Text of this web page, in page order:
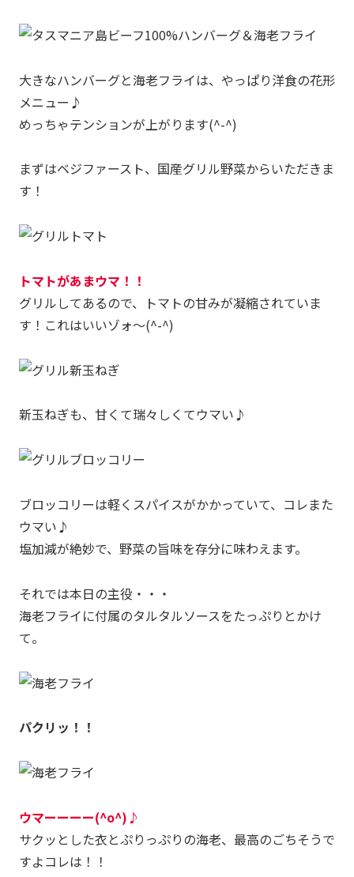
大きなハンバーグと海老フライは、やっぱり洋食の花形
メニュー♪
めっちゃテンションが上がります(^-^)
まずはベジファースト、国産グリル野菜からいただきま
す！
トマトがあまウマ！！
グリルしてあるので、トマトの甘みが凝縮されていま
す！これはいいゾォ～(^-^)
新玉ねぎも、甘くて瑞々しくてウマい♪
ブロッコリーは軽くスパイスがかかっていて、コレまた
ウマい♪
塩加減が絶妙で、野菜の旨味を存分に味わえます。
それでは本日の主役・・・
海老フライに付属のタルタルソースをたっぷりとかけ
て。
パクリッ！！
ウマーーーー(^o^)♪
サクッとした衣とぷりっぷりの海老、最高のごちそうで
すよコレは！！